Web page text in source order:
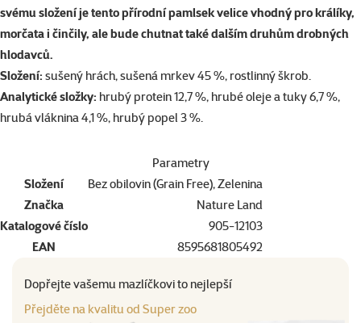
svému složení je tento přírodní pamlsek velice vhodný pro králíky,
morčata i činčily, ale bude chutnat také dalším druhům drobných
hlodavců.
Složení: sušený hrách, sušená mrkev 45 %, rostlinný škrob.
Analytické složky: hrubý protein 12,7 %, hrubé oleje a tuky 6,7 %,
hrubá vláknina 4,1 %, hrubý popel 3 %.
Parametry
Složení
Bez obilovin (Grain Free), Zelenina
Značka
Nature Land
Katalogové číslo
905-12103
EAN
8595681805492
Dopřejte vašemu mazlíčkovi to nejlepší
Přejděte na kvalitu od Super zoo